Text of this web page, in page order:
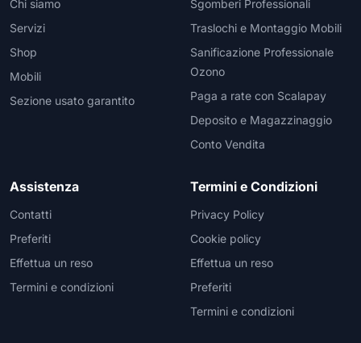
Chi siamo
Servizi
Shop
Mobili
Sezione usato garantito
Sgomberi Professionali
Traslochi e Montaggio Mobili
Sanificazione Professionale
Ozono
Paga a rate con Scalapay
Deposito e Magazzinaggio
Conto Vendita
Assistenza
Contatti
Preferiti
Effettua un reso
Termini e condizioni
Termini e Condizioni
Privacy Policy
Cookie policy
Effettua un reso
Preferiti
Termini e condizioni